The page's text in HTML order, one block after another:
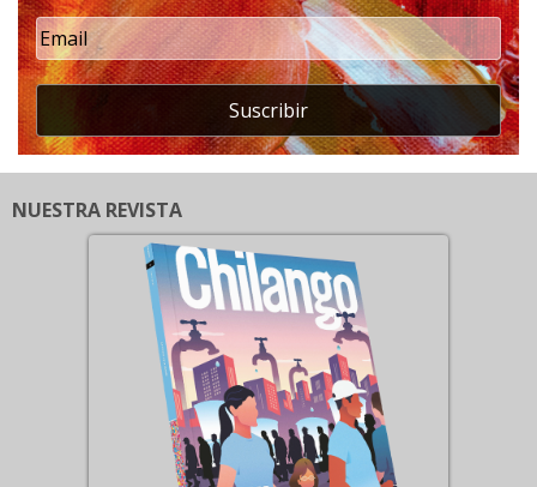
Suscribir
NUESTRA REVISTA